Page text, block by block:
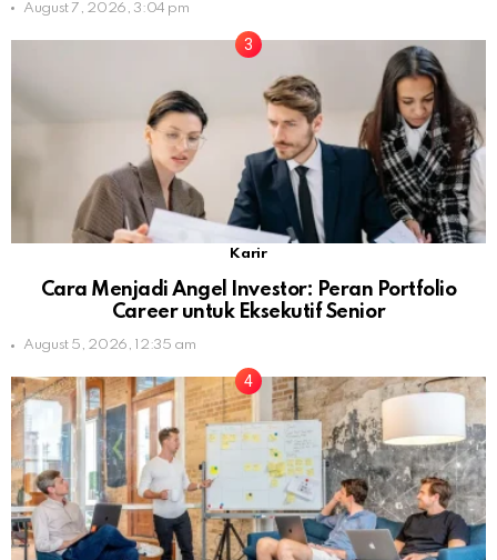
August 7, 2026, 3:04 pm
Karir
Cara Menjadi Angel Investor: Peran Portfolio
Career untuk Eksekutif Senior
August 5, 2026, 12:35 am